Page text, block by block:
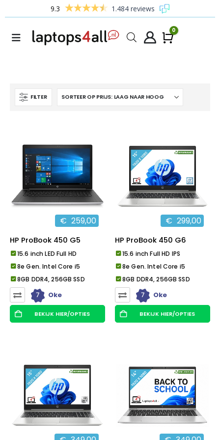
9.3 1.484 reviews
0
FILTER
€ 259,00
HP ProBook 450 G5
15.6 inch LED Full HD
8e Gen. Intel Core i5
8GB DDR4, 256GB SSD
7 Oke
BEKIJK HIER/OPTIES
€ 299,00
HP ProBook 450 G6
15.6 inch Full HD IPS
8e Gen. Intel Core i5
8GB DDR4, 256GB SSD
7 Oke
BEKIJK HIER/OPTIES